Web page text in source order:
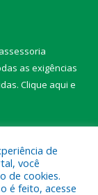
as exigências
Clique aqui e
de
você
de cookies.
é feito, acesse